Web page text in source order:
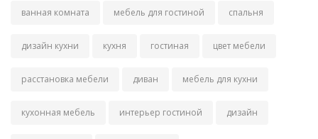
ванная комната мебель для гостиной спальня
дизайн кухни кухня гостиная цвет мебели
расстановка мебели диван мебель для кухни
кухонная мебель интерьер гостиной дизайн